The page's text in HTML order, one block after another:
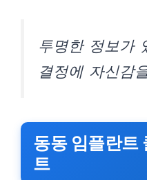
투명한 정보가
결정에 자신감
동동 임플란트
트